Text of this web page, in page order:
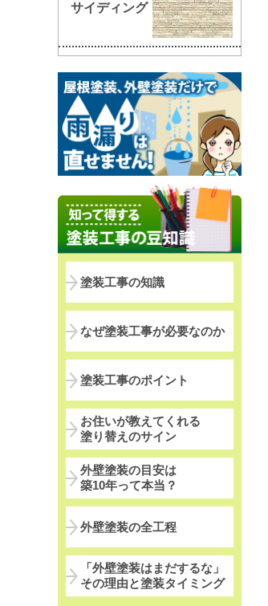
サイディング
塗装工事の知識
なぜ塗装工事が必要なのか
塗装工事のポイント
お住いが教えてくれる
塗り替えのサイン
外壁塗装の目安は
築10年って本当？
外壁塗装の全工程
「外壁塗装はまだするな」
その理由と塗装タイミング